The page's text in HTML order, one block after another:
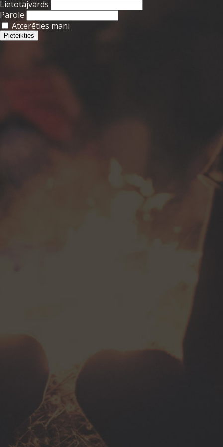
Lietotājvārds
Parole
Atcerēties mani